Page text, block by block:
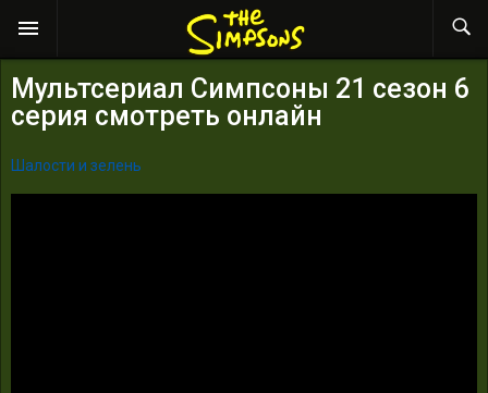
Мультсериал Симпсоны 21 сезон 6
серия смотреть онлайн
Шалости и зелень